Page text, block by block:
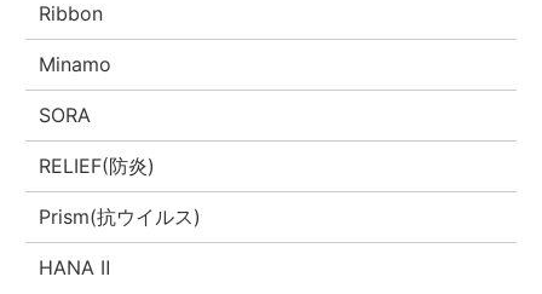
Ribbon
Minamo
SORA
RELIEF(防炎)
Prism(抗ウイルス)
HANA Ⅱ